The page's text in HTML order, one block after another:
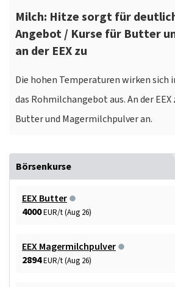
Milch: Hitze sorgt für
Angebot / Kurse für Butter
an der EEX zu
Die hohen Temperaturen wirken sich
das Rohmilchangebot aus. An der
Butter und Magermilchpulver an.
Börsenkurse
EEX Butter
4000EUR/t (Aug 26)
EEX Magermilchpulver
2894EUR/t (Aug 26)